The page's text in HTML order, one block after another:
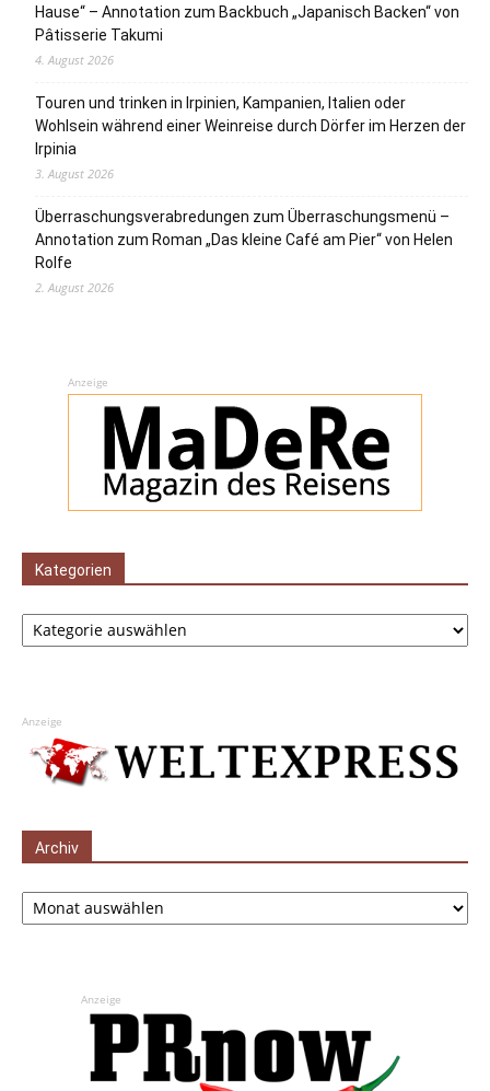
Hause“ – Annotation zum Backbuch „Japanisch Backen“ von
Pâtisserie Takumi
4. August 2026
Touren und trinken in Irpinien, Kampanien, Italien oder
Wohlsein während einer Weinreise durch Dörfer im Herzen der
Irpinia
3. August 2026
Überraschungsverabredungen zum Überraschungsmenü –
Annotation zum Roman „Das kleine Café am Pier“ von Helen
Rolfe
2. August 2026
Anzeige
Kategorien
Kategorien
Anzeige
Archiv
Archiv
Anzeige